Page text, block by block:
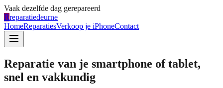
Vaak dezelfde dag gerepareerd
Rreparatiedeurne
HomeReparatiesVerkoop je iPhoneContact
Reparatie van je smartphone of tablet,
snel en vakkundig